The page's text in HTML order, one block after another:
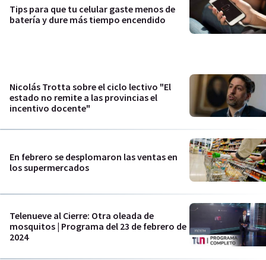
Tips para que tu celular gaste menos de
batería y dure más tiempo encendido
Nicolás Trotta sobre el ciclo lectivo "El
estado no remite a las provincias el
incentivo docente"
En febrero se desplomaron las ventas en
los supermercados
Telenueve al Cierre: Otra oleada de
mosquitos | Programa del 23 de febrero de
2024